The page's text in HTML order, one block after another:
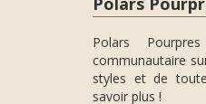
Polars
communautaire
styles et de
savoir plus !